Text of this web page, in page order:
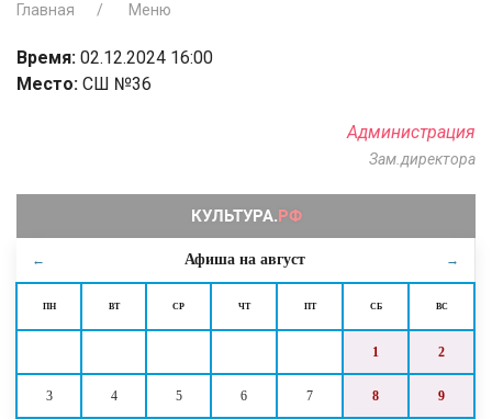
← Афиша на август →
ПН ВТ СР ЧТ ПТ СБ ВС
1 2
3 4 5 6 7 8 9
Главная Меню
Время: 02.12.2024 16:00
Место: СШ №36
Администрация
Зам.директора